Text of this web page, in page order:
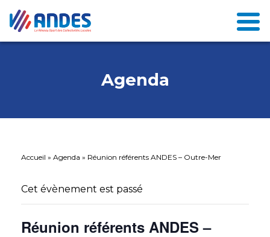
Agenda
Accueil » Agenda » Réunion référents ANDES – Outre-Mer
Cet évènement est passé
Réunion référents ANDES –